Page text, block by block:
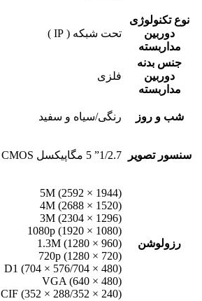
نوع تکنولوژی
دوربین
مداربسته
تحت شبکه ( IP )
جنس بدنه
دوربین
مداربسته
فلزی
شب و روز رنگی/سیاه و سفید
سنسور تصویر 1/2.7” 5 مگاپیکسل Progressive CMOS
رزولوشن
5M (2592 × 1944)
4M (2688 × 1520)
3M (2304 × 1296)
1080p (1920 × 1080)
1.3M (1280 × 960)
720p (1280 × 720)
D1 (704 × 576/704 × 480)
VGA (640 × 480)
CIF (352 × 288/352 × 240)